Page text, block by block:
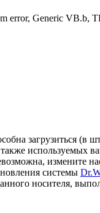
error, Generic VB.b,
загрузиться
используемых
измените
системы
носителя,